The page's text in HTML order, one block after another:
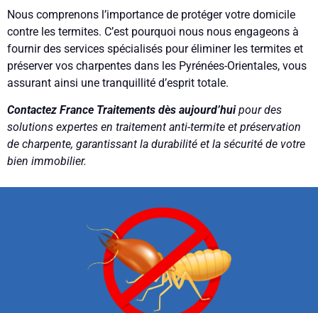
Nous comprenons l’importance de protéger votre domicile
contre les termites. C’est pourquoi nous nous engageons à
fournir des services spécialisés pour éliminer les termites et
préserver vos charpentes dans les Pyrénées-Orientales, vous
assurant ainsi une tranquillité d’esprit totale.
Contactez France Traitements dès aujourd’huipour des
solutions expertes en traitement anti-termite et préservation
de charpente, garantissant la durabilité et la sécurité de votre
bien immobilier.